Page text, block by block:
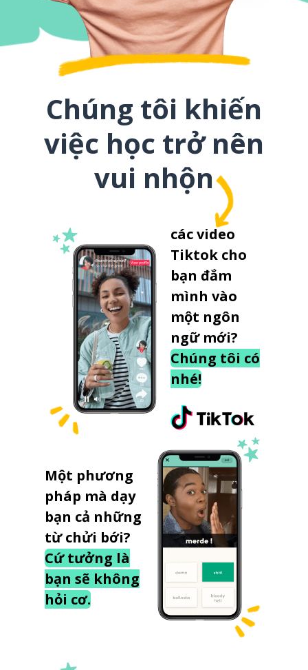
Chúng tôi khiến
việc học trở nên
vui nhộn
các video
Tiktok cho
bạn đắm
mình vào
một ngôn
ngữ mới?
Chúng tôi có
nhé!
Một phương
pháp mà dạy
bạn cả những
từ chửi bới?
Cứ tưởng là
bạn sẽ không
hỏi cơ.